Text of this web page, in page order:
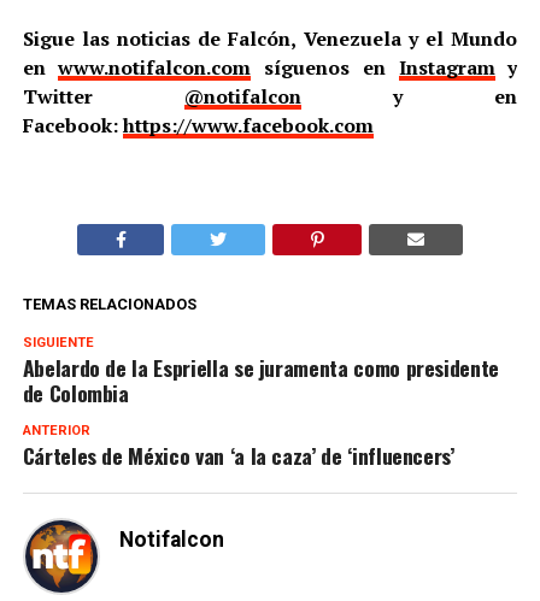
Sigue las noticias de Falcón, Venezuela y el Mundo
enwww.notifalcon.com síguenos en Instagramy
Twitter @notifalcony en
Facebook:https://www.facebook.com
TEMAS RELACIONADOS
SIGUIENTE
Abelardo de la Espriella se juramenta como presidente
de Colombia
ANTERIOR
Cárteles de México van ‘a la caza’ de ‘influencers’
Notifalcon